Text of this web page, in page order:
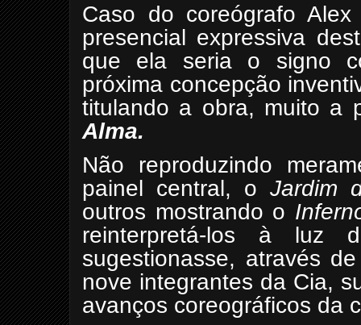
Caso do coreógrafo
presencial expressiva
que ela seria o signo
próxima concepção
titulando a obra, muito a
Alma.
Não reproduzindo
painel central, o Jardim
outros mostrando o
reinterpretá-los à luz
sugestionasse, através
nove integrantes da Cia,
avanços coreográficos da